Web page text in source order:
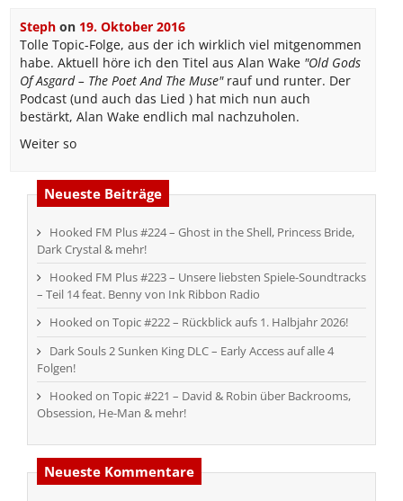
Stephon 19. Oktober 2016
Tolle Topic-Folge, aus der ich wirklich viel mitgenommen
habe. Aktuell höre ich den Titel aus Alan Wake "Old Gods
Of Asgard – The Poet And The Muse"rauf und runter. Der
Podcast (und auch das Lied ) hat mich nun auch
bestärkt, Alan Wake endlich mal nachzuholen.
Weiter so
Neueste Beiträge
Hooked FM Plus #224 – Ghost in the Shell, Princess Bride,
Dark Crystal & mehr!
Hooked FM Plus #223 – Unsere liebsten Spiele-Soundtracks
– Teil 14 feat. Benny von Ink Ribbon Radio
Hooked on Topic #222 – Rückblick aufs 1. Halbjahr 2026!
Dark Souls 2 Sunken King DLC – Early Access auf alle 4
Folgen!
Hooked on Topic #221 – David & Robin über Backrooms,
Obsession, He-Man & mehr!
Neueste Kommentare